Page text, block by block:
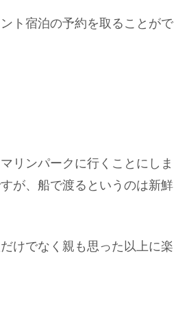
ト宿泊の予約を取ることがで
リンパークに行くことにしま
が、船で渡るというのは新鮮
けでなく親も思った以上に楽